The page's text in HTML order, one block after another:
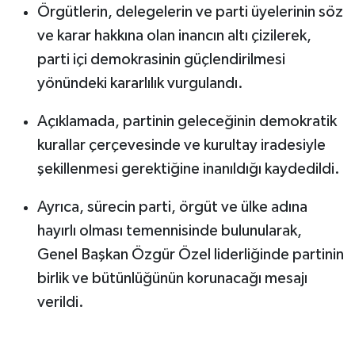
Örgütlerin, delegelerin ve parti üyelerinin söz
ve karar hakkına olan inancın altı çizilerek,
parti içi demokrasinin güçlendirilmesi
yönündeki kararlılık vurgulandı.
Açıklamada, partinin geleceğinin demokratik
kurallar çerçevesinde ve kurultay iradesiyle
şekillenmesi gerektiğine inanıldığı kaydedildi.
Ayrıca, sürecin parti, örgüt ve ülke adına
hayırlı olması temennisinde bulunularak,
Genel Başkan Özgür Özel liderliğinde partinin
birlik ve bütünlüğünün korunacağı mesajı
verildi.